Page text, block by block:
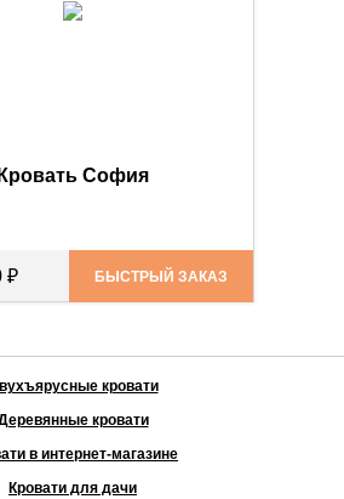
Кровать София
₽ БЫСТРЫЙ ЗАКАЗ
кровати
кровати
в интернет-магазине
Кровати для дачи